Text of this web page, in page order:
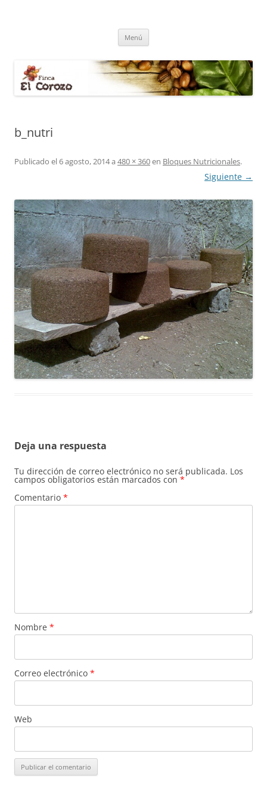
Menú
b_nutri
Publicado el6 agosto, 2014a 480 × 360en Bloques Nutricionales.
Siguiente →
Deja una respuesta
Tu dirección de correo electrónico no será publicada. Los
campos obligatorios están marcados con *
Comentario *
Nombre *
Correo electrónico *
Web